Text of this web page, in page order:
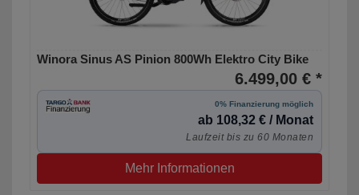
Winora Sinus AS Pinion 800Wh Elektro City Bike
6.499,00 € *
0% Finanzierung möglich
ab 108,32 € / Monat
Laufzeit bis zu 60 Monaten
Mehr Informationen